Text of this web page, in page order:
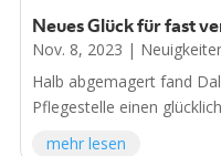
Neues Glück für fast
Nov. 8, 2023 |
Halb abgemagert fand
Pflegestelle einen
mehr lesen